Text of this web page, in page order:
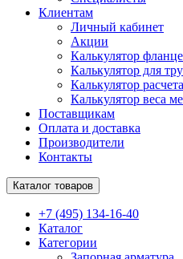
Клиентам
Личный кабинет
Акции
Калькулятор
Калькулятор для
Калькулятор
Калькулятор веса
Поставщикам
Оплата и доставка
Производители
Контакты
Каталог товаров
+7 (495) 134-16-40
Каталог
Категории